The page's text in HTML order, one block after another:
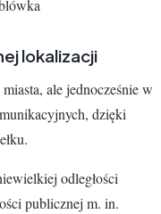
lokalizacji
ale jednocześnie w
dzięki
odległości
publicznej m. in.